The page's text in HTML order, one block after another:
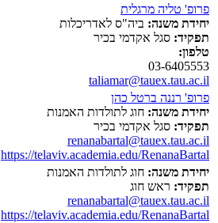
פרופ' טליה מרגלית
יחידת משנה: ביה"ס לאדריכלות
תפקיד: סגל אקדמי בכיר
טלפון:
03-6405553
taliamar@tauex.tau.ac.il
פרופ' רננה ברטל כהן
יחידת משנה: חוג לתולדות האמנות
תפקיד: סגל אקדמי בכיר
renanabartal@tauex.tau.ac.il
https://telaviv.academia.edu/RenanaBartal
יחידת משנה: חוג לתולדות האמנות
תפקיד: ראש חוג
renanabartal@tauex.tau.ac.il
https://telaviv.academia.edu/RenanaBartal